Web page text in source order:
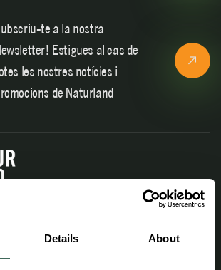
Details About
te a la nostra
Estigues al cas de
les nostres notícies i
de Naturland